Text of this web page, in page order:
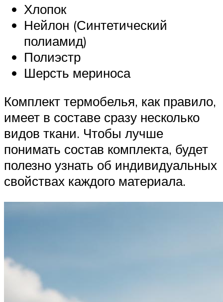
Хлопок
Нейлон (Синтетический
полиамид)
Полиэстр
Шерсть мериноса
Комплект термобелья, как правило,
имеет в составе сразу несколько
видов ткани. Чтобы лучше
понимать состав комплекта, будет
полезно узнать об индивидуальных
свойствах каждого материала.